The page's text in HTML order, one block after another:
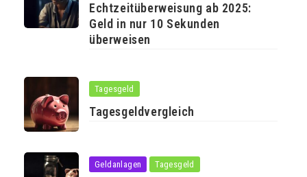
Echtzeitüberweisung ab 2025:
Geld in nur 10 Sekunden
überweisen
Tagesgeld
Tagesgeldvergleich
Geldanlagen Tagesgeld